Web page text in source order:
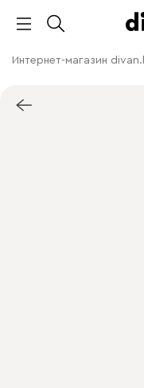
Интернет-магазин